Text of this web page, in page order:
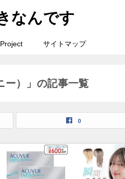
なんです
サイトマップ
ー）」の記事一覧
0